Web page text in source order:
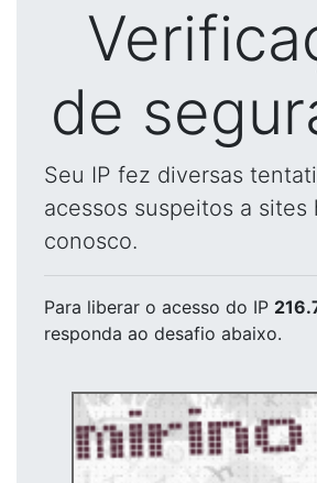
de
Seu IP fez diversas
acessos suspeitos a sites
conosco.
Para liberar o acesso do IP
responda ao desafio abaixo.